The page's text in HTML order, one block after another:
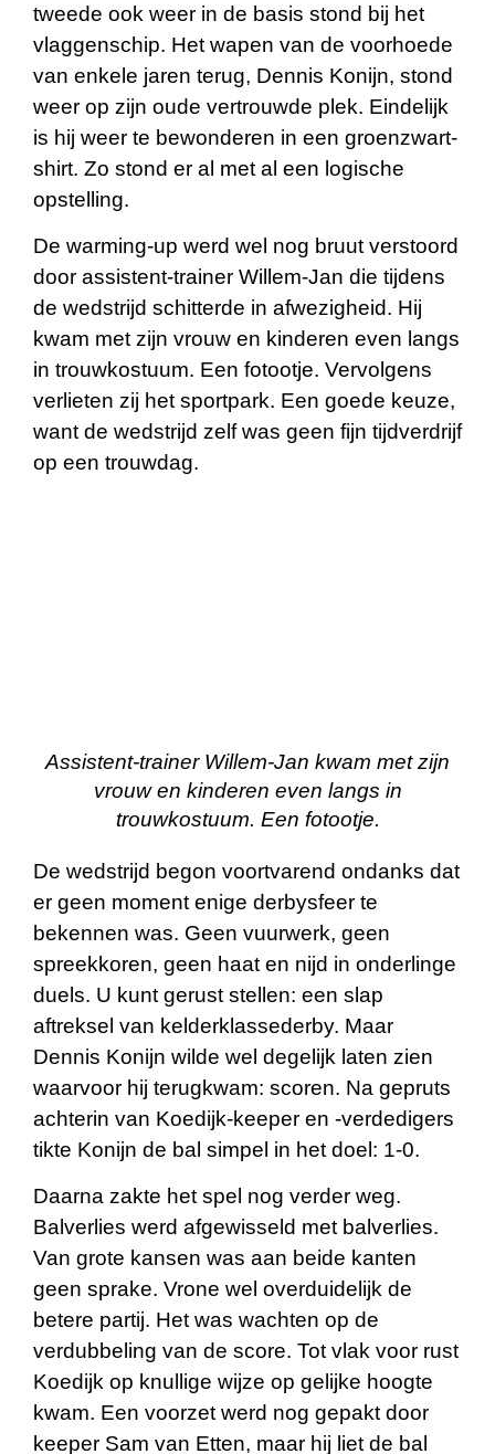
tweede ook weer in de basis stond bij het
vlaggenschip. Het wapen van de voorhoede
van enkele jaren terug, Dennis Konijn, stond
weer op zijn oude vertrouwde plek. Eindelijk
is hij weer te bewonderen in een groenzwart-
shirt. Zo stond er al met al een logische
opstelling.
De warming-up werd wel nog bruut verstoord
door assistent-trainer Willem-Jan die tijdens
de wedstrijd schitterde in afwezigheid. Hij
kwam met zijn vrouw en kinderen even langs
in trouwkostuum. Een fotootje. Vervolgens
verlieten zij het sportpark. Een goede keuze,
want de wedstrijd zelf was geen fijn tijdverdrijf
op een trouwdag.
Assistent-trainer Willem-Jan kwam met zijn
vrouw en kinderen even langs in
trouwkostuum. Een fotootje.
De wedstrijd begon voortvarend ondanks dat
er geen moment enige derbysfeer te
bekennen was. Geen vuurwerk, geen
spreekkoren, geen haat en nijd in onderlinge
duels. U kunt gerust stellen: een slap
aftreksel van kelderklassederby. Maar
Dennis Konijn wilde wel degelijk laten zien
waarvoor hij terugkwam: scoren. Na gepruts
achterin van Koedijk-keeper en -verdedigers
tikte Konijn de bal simpel in het doel: 1-0.
Daarna zakte het spel nog verder weg.
Balverlies werd afgewisseld met balverlies.
Van grote kansen was aan beide kanten
geen sprake. Vrone wel overduidelijk de
betere partij. Het was wachten op de
verdubbeling van de score. Tot vlak voor rust
Koedijk op knullige wijze op gelijke hoogte
kwam. Een voorzet werd nog gepakt door
keeper Sam van Etten, maar hij liet de bal